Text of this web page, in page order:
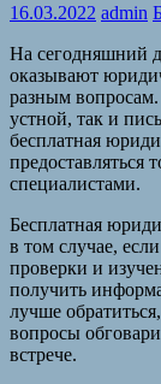
16.03.2022 admin
На сегодняшний
оказывают
разным
устной, так и
бесплатная
предоставляться
специалистами.
Бесплатная
в том случае,
проверки и
получить
лучше
вопросы
встрече.